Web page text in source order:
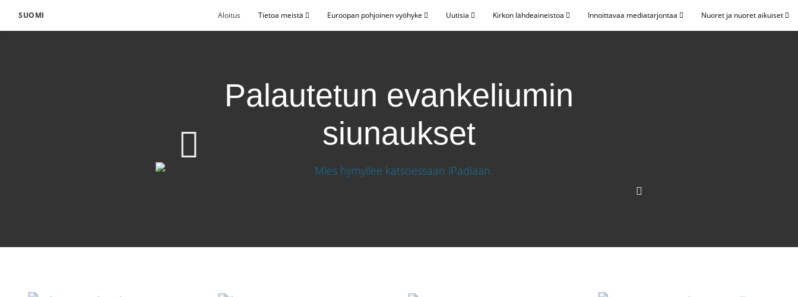
SUOMI Aloitus Tietoa meistä Euroopan pohjoinen vyöhyke Uutisia Kirkon lähdeaineistoa Innoittavaa mediatarjontaa Nuoret ja nuoret aikuiset
Palautetun evankeliumin
siunaukset